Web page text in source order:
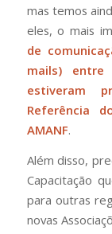
mas temos
eles, o mais
de
mails)
estiveram
Referência
AMANF.
Além disso,
Capacitação
para outras
novas